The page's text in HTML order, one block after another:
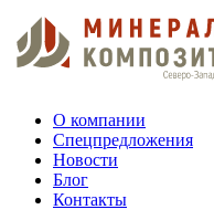
О компании
Спецпредложения
Новости
Блог
Контакты